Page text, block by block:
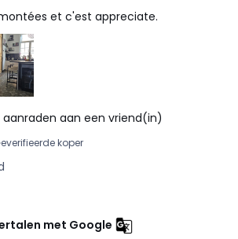
et c'est appreciate.
aanraden aan een vriend(in)
koper
met Google